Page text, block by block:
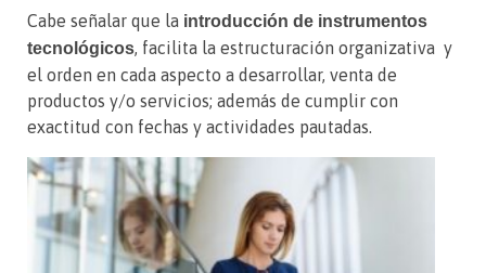
Cabe señalar que la introducción de instrumentos
tecnológicos, facilita la estructuración organizativa y
el orden en cada aspecto a desarrollar, venta de
productos y/o servicios; además de cumplir con
exactitud con fechas y actividades pautadas.